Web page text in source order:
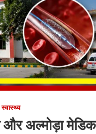
स्वास्थ्य
और अल्मोड़ा